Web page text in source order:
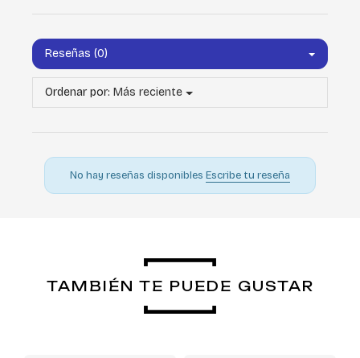
Reseñas (0)
Ordenar por: Más reciente
No hay reseñas disponibles Escribe tu reseña
TAMBIÉN TE PUEDE GUSTAR